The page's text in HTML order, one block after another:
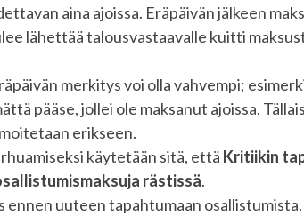
aina ajoissa. Eräpäivän jälkeen
lähettää talousvastaavalle kuitti
merkitys voi olla vahvempi;
pääse, jollei ole maksanut ajoissa.
erikseen.
käytetään sitä, että Kritiikin
rästissä.
ennen uuteen tapahtumaan osallistumista.